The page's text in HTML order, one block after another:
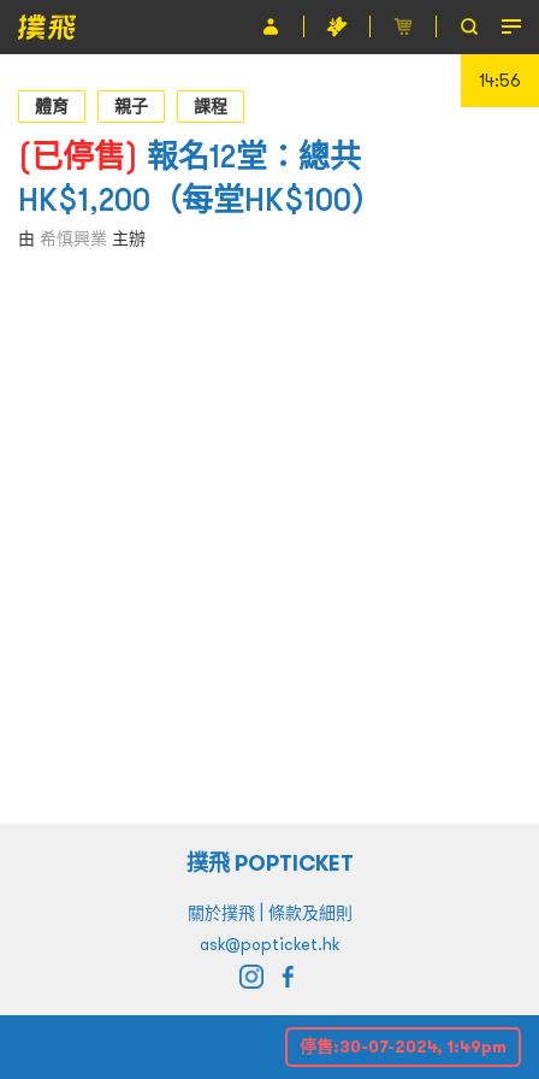
節目
主辦單位
關於撲飛
條款及細則
14:56
體育 親子 課程
(已停售) 報名12堂：總共
HK$1,200（每堂HK$100）
由 希慎興業 主辦
停售:30-07-2024, 1:49pm
撲飛 POPTICKET
關於撲飛| 條款及細則
ask@popticket.hk